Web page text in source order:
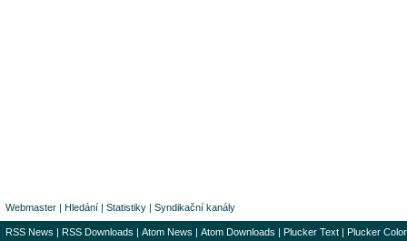
Webmaster | Hledání | Statistiky | Syndikační kanály
RSS News | RSS Downloads | Atom News | Atom Downloads | Plucker Text | Plucker Color